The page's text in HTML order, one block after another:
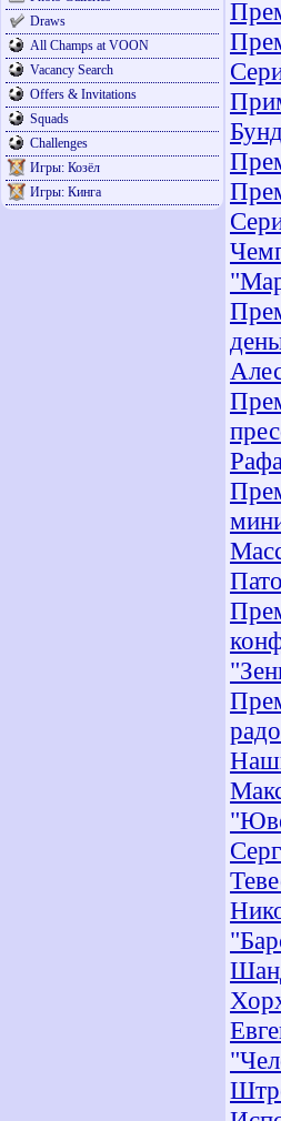
Draws
All Champs at VOON
Vacancy Search
Offers & Invitations
Squads
Challenges
Игры: Козёл
Игры: Кинга